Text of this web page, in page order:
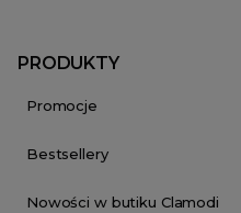
PRODUKTY
Promocje
Bestsellery
Nowości w butiku Clamodi